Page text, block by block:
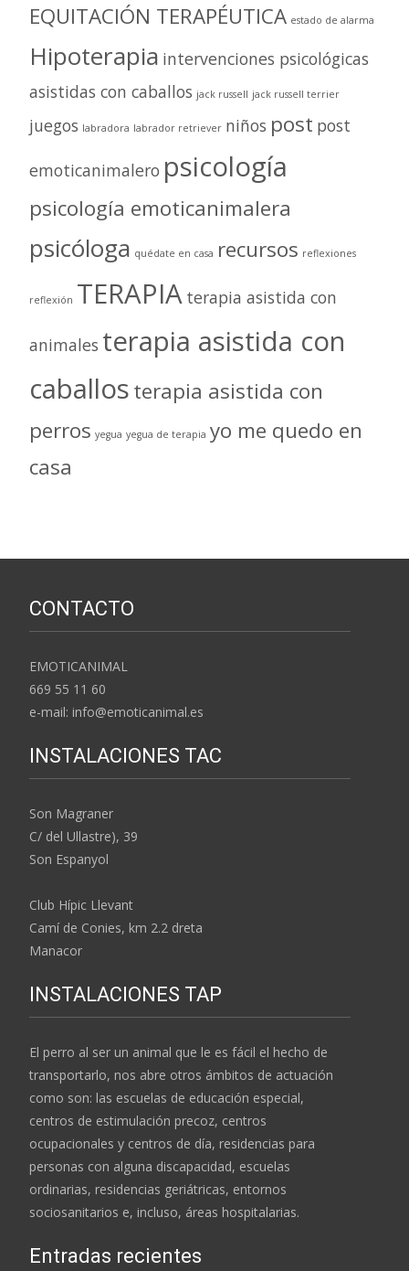
EQUITACIÓN TERAPÉUTICA estado de alarma
Hipoterapia intervenciones psicológicas
asistidas con caballos jack russell jack russell terrier
juegos labradora labrador retriever niños post post
emoticanimalero psicología
psicología emoticanimalera
psicóloga quédate en casa recursos reflexiones
reflexión TERAPIA terapia asistida con
animales terapia asistida con
caballosterapia asistida con
perros yegua yegua de terapia yo me quedo en
casa
CONTACTO
EMOTICANIMAL
669 55 11 60
e-mail: info@emoticanimal.es
INSTALACIONES TAC
Son Magraner
C/ del Ullastre), 39
Son Espanyol
Club Hípic Llevant
Camí de Conies, km 2.2 dreta
Manacor
INSTALACIONES TAP
El perro al ser un animal que le es fácil el hecho de
transportarlo, nos abre otros ámbitos de actuación
como son: las escuelas de educación especial,
centros de estimulación precoz, centros
ocupacionales y centros de día, residencias para
personas con alguna discapacidad, escuelas
ordinarias, residencias geriátricas, entornos
sociosanitarios e, incluso, áreas hospitalarias.
Entradas recientes